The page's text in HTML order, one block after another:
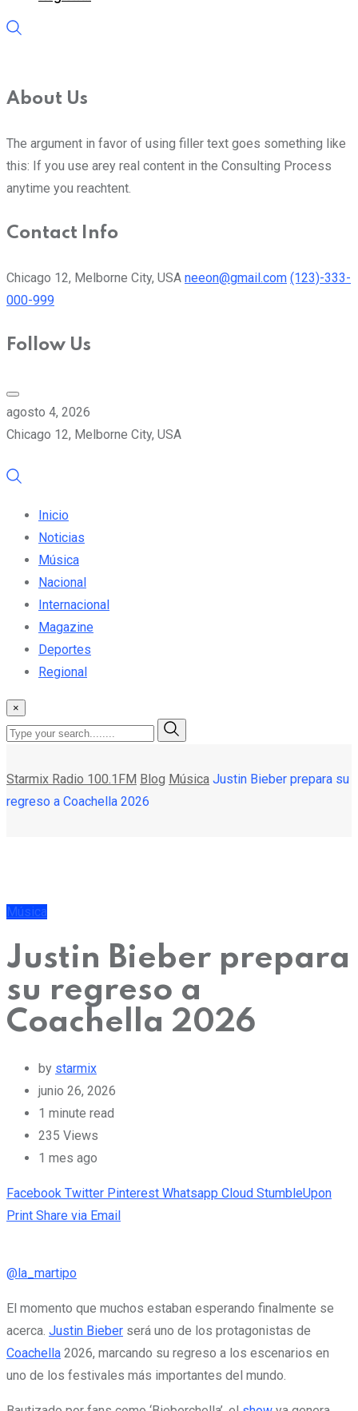
About Us
The argument in favor of using filler text goes something like
this: If you use arey real content in the Consulting Process
anytime you reachtent.
Contact Info
Chicago 12, Melborne City, USA neeon@gmail.com (123)-333-
000-999
Follow Us
agosto 4, 2026
Chicago 12, Melborne City, USA
Inicio
Noticias
Música
Nacional
Internacional
Magazine
Deportes
Regional
×
Starmix Radio 100.1FM Blog Música Justin Bieber prepara su
regreso a Coachella 2026
Música
Justin Bieber prepara
su regreso a
Coachella 2026
by starmix
junio 26, 2026
1 minute read
235 Views
1 mes ago
Facebook Twitter Pinterest Whatsapp Cloud StumbleUpon
Print Share via Email
@la_martipo
El momento que muchos estaban esperando finalmente se
acerca. Justin Bieber será uno de los protagonistas de
Coachella 2026, marcando su regreso a los escenarios en
uno de los festivales más importantes del mundo.